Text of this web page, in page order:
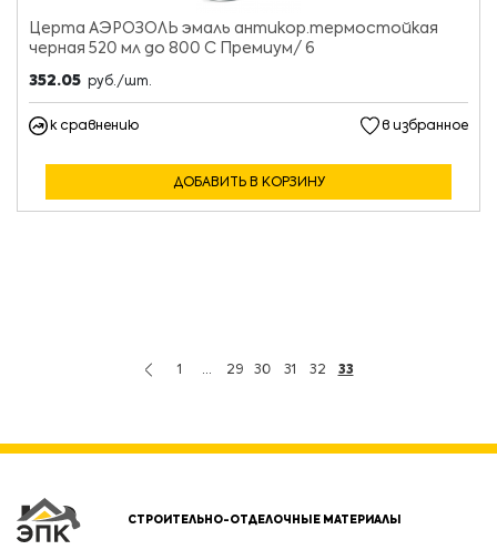
Церта АЭРОЗОЛЬ эмаль антикор.термостойкая
черная 520 мл до 800 С Премиум/ 6
352.05 руб./шт.
к сравнению в избранное
ДОБАВИТЬ В КОРЗИНУ
1 ... 29 30 31 32 33
СТРОИТЕЛЬНО-ОТДЕЛОЧНЫЕ МАТЕРИАЛЫ